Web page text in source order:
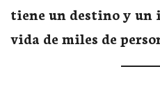
tiene un destino y un
vida de miles de